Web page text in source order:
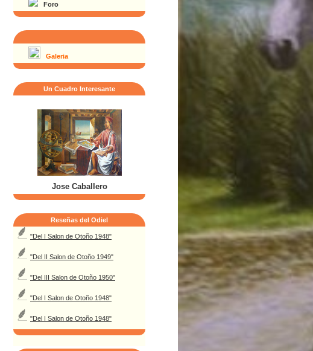
Foro
Galeria
Un Cuadro Interesante
Jose Caballero
Reseñas del Odiel
"Del I Salon de Otoño 1948"
"Del II Salon de Otoño 1949"
"Del III Salon de Otoño 1950"
"Del I Salon de Otoño 1948"
"Del I Salon de Otoño 1948"